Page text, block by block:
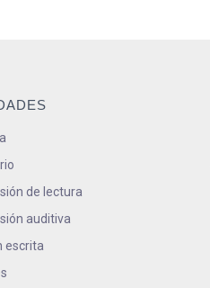
de lectura
auditiva
escrita